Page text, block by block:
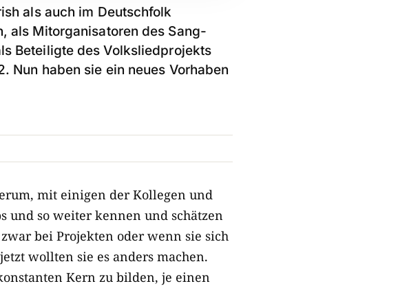
als auch im Deutschfolk
als Mitorganisatoren des Sang-
Beteiligte des Volksliedprojekts
Nun haben sie ein neues Vorhaben
mit einigen der Kollegen und
und so weiter kennen und schätzen
bei Projekten oder wenn sie sich
wollten sie es anders machen.
Kern zu bilden, je einen